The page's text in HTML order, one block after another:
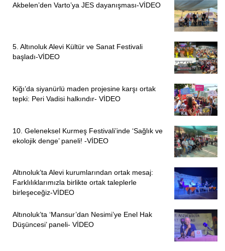
Akbelen’den Varto’ya JES dayanışması-VİDEO
5. Altınoluk Alevi Kültür ve Sanat Festivali
başladı-VİDEO
Kiğı’da siyanürlü maden projesine karşı ortak
tepki: Peri Vadisi halkındır- VİDEO
10. Geleneksel Kurmeş Festivali’inde ‘Sağlık ve
ekolojik denge’ paneli! -VİDEO
Altınoluk’ta Alevi kurumlarından ortak mesaj:
Farklılıklarımızla birlikte ortak taleplerle
birleşeceğiz-VİDEO
Altınoluk’ta ‘Mansur’dan Nesimi’ye Enel Hak
Düşüncesi’ paneli- VİDEO